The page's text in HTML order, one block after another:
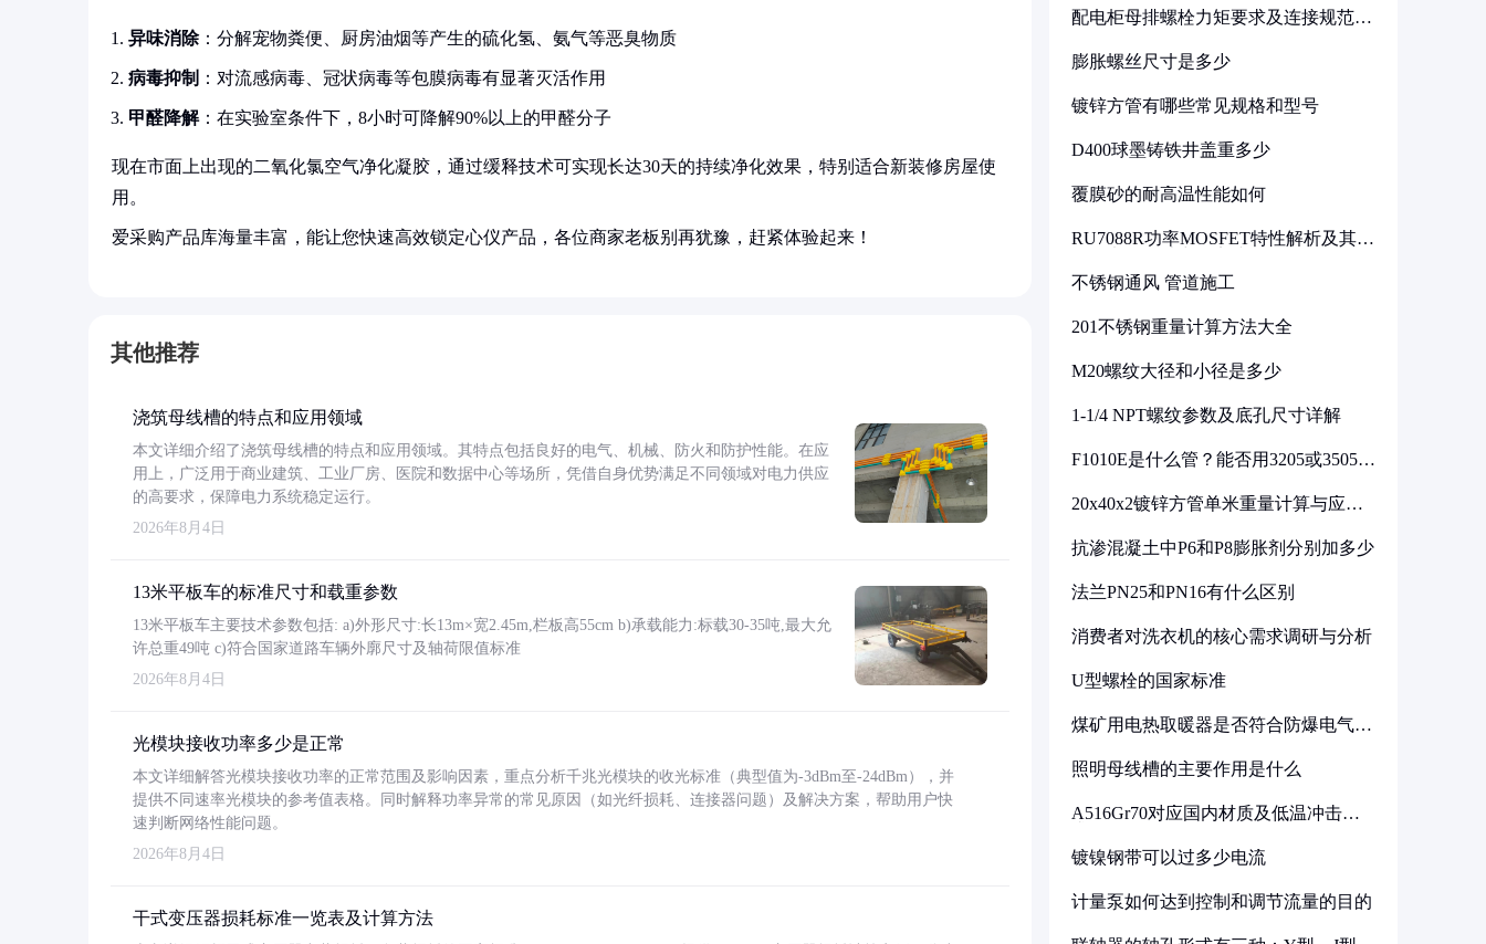
异味消除：分解宠物粪便、厨房油烟等产生的硫化氢、氨气等恶臭物质
病毒抑制 ：对流感病毒、冠状病毒等包膜病毒有显著灭活作用
甲醛降解：在实验室条件下，8小时可降解90%以上的甲醛分子
现在市面上出现的二氧化氯空气净化凝胶，通过缓释技术可实现长达30天的持续净化效果，特别适合新装修房屋使
用。
爱采购产品库海量丰富，能让您快速高效锁定心仪产品，各位商家老板别再犹豫，赶紧体验起来！
其他推荐
浇筑母线槽的特点和应用领域
本文详细介绍了浇筑母线槽的特点和应用领域。其特点包括良好的电气、机械、防火和防护性能。在应
用上，广泛用于商业建筑、工业厂房、医院和数据中心等场所，凭借自身优势满足不同领域对电力供应
的高要求，保障电力系统稳定运行。
2026年8月4日
13米平板车的标准尺寸和载重参数
13米平板车主要技术参数包括: a)外形尺寸:长13m×宽2.45m,栏板高55cm b)承载能力:标载30-35吨,最大允
许总重49吨 c)符合国家道路车辆外廓尺寸及轴荷限值标准
2026年8月4日
光模块接收功率多少是正常
本文详细解答光模块接收功率的正常范围及影响因素，重点分析千兆光模块的收光标准（典型值为-3dBm至-24dBm），并
提供不同速率光模块的参考值表格。同时解释功率异常的常见原因（如光纤损耗、连接器问题）及解决方案，帮助用户快
速判断网络性能问题。
2026年8月4日
干式变压器损耗标准一览表及计算方法
配电柜母排螺栓力矩要求及连接规范详
膨胀螺丝尺寸是多少
镀锌方管有哪些常见规格和型号
D400球墨铸铁井盖重多少
覆膜砂的耐高温性能如何
RU7088R功率MOSFET特性解析及其在
不锈钢通风 管道施工
201不锈钢重量计算方法大全
M20螺纹大径和小径是多少
1-1/4 NPT螺纹参数及底孔尺寸详解
F1010E是什么管？能否用3205或3505代
20x40x2镀锌方管单米重量计算与应用
抗渗混凝土中P6和P8膨胀剂分别加多少
法兰PN25和PN16有什么区别
消费者对洗衣机的核心需求调研与分析
U型螺栓的国家标准
煤矿用电热取暖器是否符合防爆电气设
照明母线槽的主要作用是什么
A516Gr70对应国内材质及低温冲击要
镀镍钢带可以过多少电流
计量泵如何达到控制和调节流量的目的